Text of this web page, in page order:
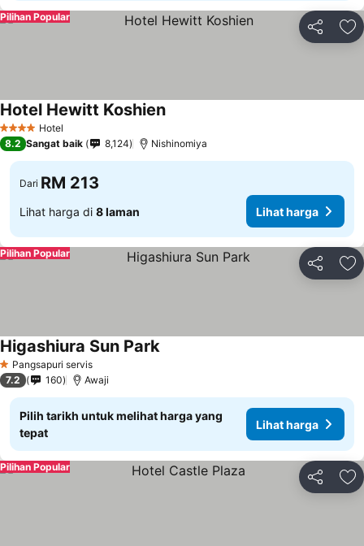
Kongsi
Pilihan Popular
4 BintangHotel
Hotel Hewitt Koshien
8.2 Sangat baik 8,124 Nishinomiya
Dari RM 213
Lihat harga di 8 laman Lihat harga
Kongsi
Pilihan Popular
1 Bintang
Pangsapuri servis
Higashiura Sun Park
7.2 160 Awaji
Pilih tarikh untuk melihat harga yang
tepat
Lihat harga
Kongsi
Pilihan Popular